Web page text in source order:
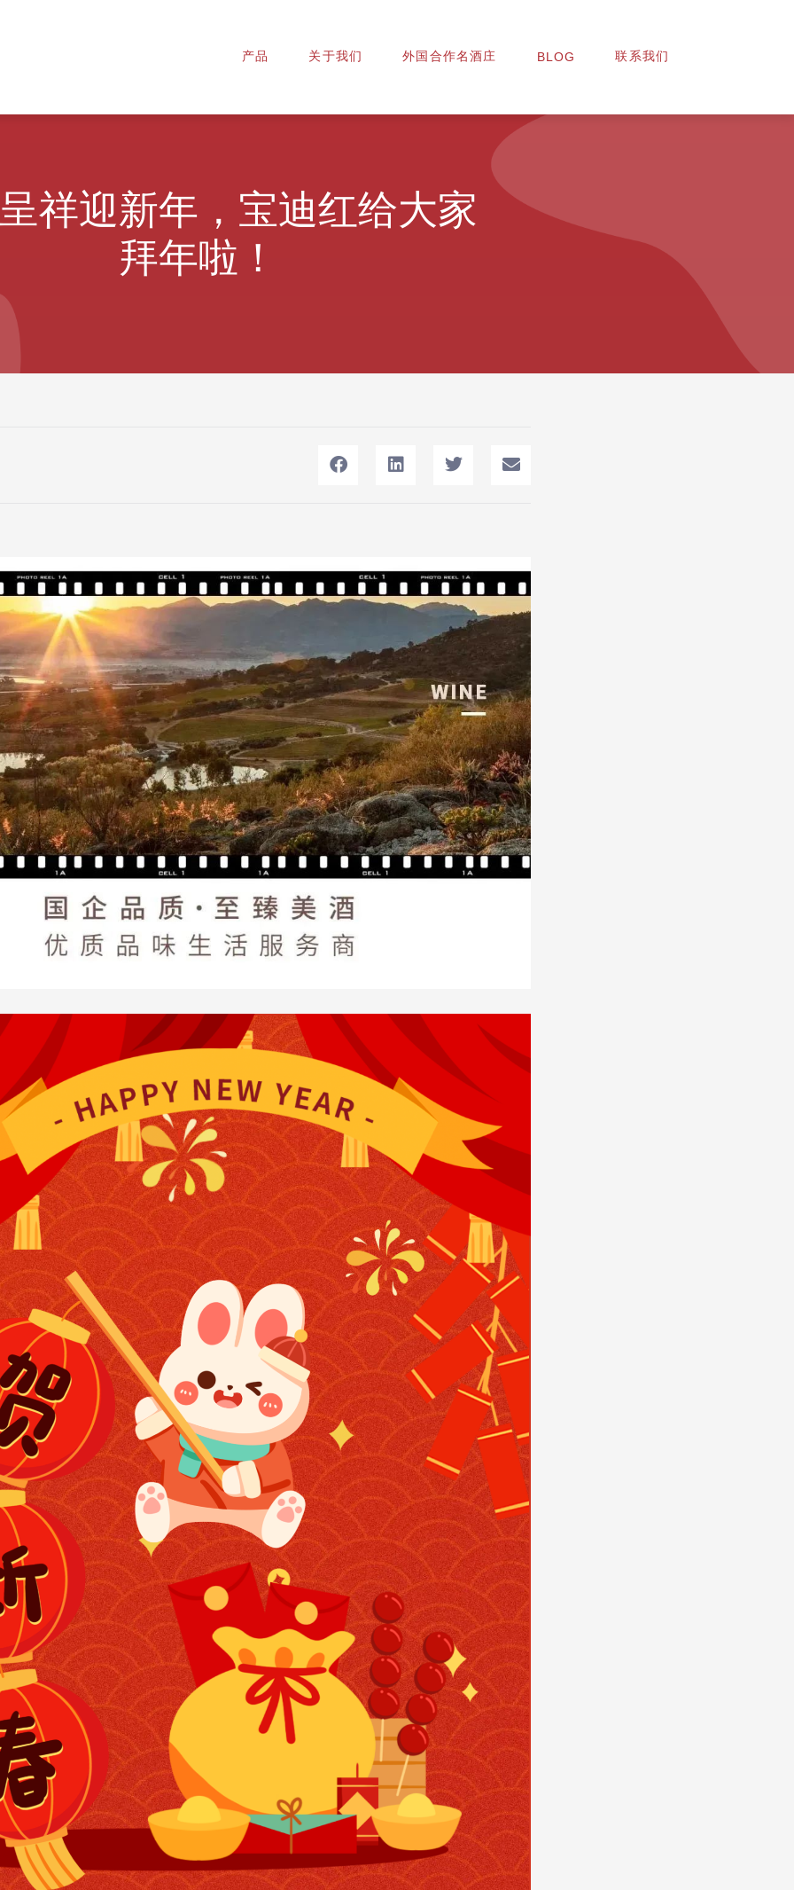
产品 关于我们 外国合作名酒庄 BLOG 联系我们
祥迎新年，宝迪红给大家
拜年啦！